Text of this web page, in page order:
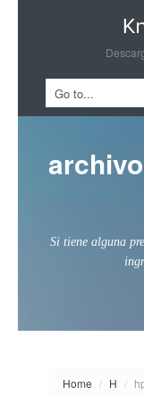
Si tiene alguna
Home / H /